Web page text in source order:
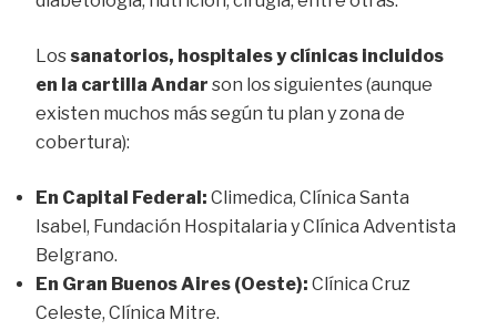
Lossanatorios, hospitales y clínicas incluidos
en la cartilla Andar son los siguientes (aunque
existen muchos más según tu plan y zona de
cobertura):
En Capital Federal: Climedica, Clínica Santa
Isabel, Fundación Hospitalaria y Clínica Adventista
Belgrano.
En Gran Buenos Aires (Oeste): Clínica Cruz
Celeste, Clínica Mitre.